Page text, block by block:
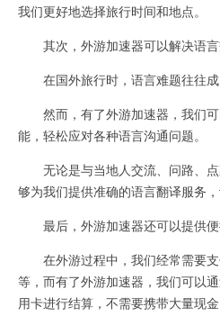
我们更好地选择旅行时间和地点。
其次，外游加速器可以解决语言
在国外旅行时，语言难题往往成
然而，有了外游加速器，我们可
能，轻松应对各种语言沟通问题。
无论是与当地人交流、问路、点
够为我们提供准确的语言翻译服务，
最后，外游加速器还可以提供便
在外游过程中，我们经常需要支
等，而有了外游加速器，我们可以
用卡进行结算，不需要携带大量现